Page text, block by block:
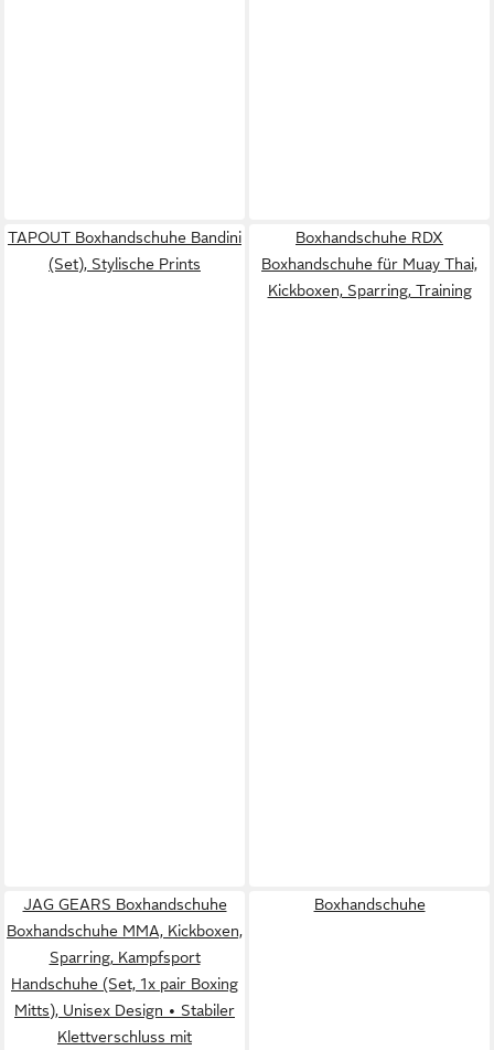
TAPOUT Boxhandschuhe Bandini
(Set), Stylische Prints
Boxhandschuhe RDX
Boxhandschuhe für Muay Thai,
Kickboxen, Sparring, Training
JAG GEARS Boxhandschuhe
Boxhandschuhe MMA, Kickboxen,
Sparring, Kampfsport
Handschuhe (Set, 1x pair Boxing
Mitts), Unisex Design • Stabiler
Klettverschluss mit
Boxhandschuhe